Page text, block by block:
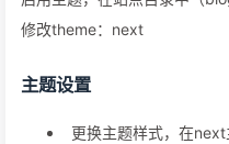
修改theme：next
主题设置
更换主题样式，在